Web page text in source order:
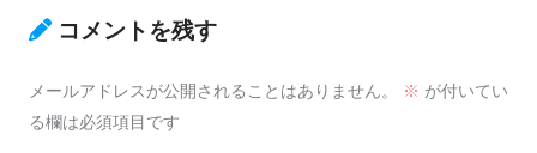
コメントを残す
メールアドレスが公開されることはありません。 ※ が付いてい
る欄は必須項目です